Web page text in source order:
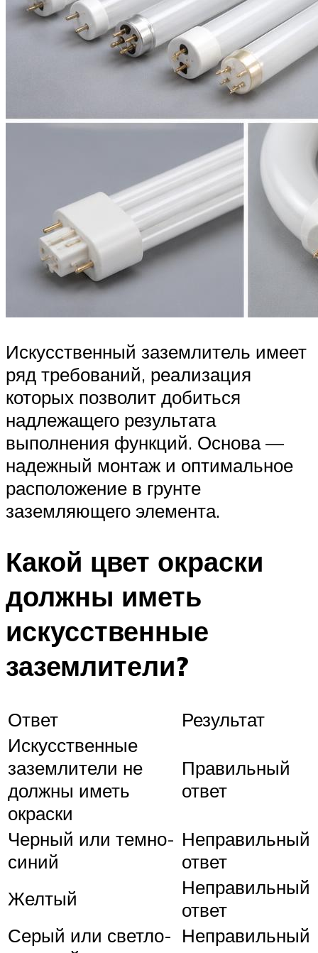
Искусственный заземлитель имеет
ряд требований, реализация
которых позволит добиться
надлежащего результата
выполнения функций. Основа —
надежный монтаж и оптимальное
расположение в грунте
заземляющего элемента.
Какой цвет окраски
должны иметь
искусственные
заземлители?
Ответ
Результат
Искусственные
заземлители не
должны иметь
окраски
Правильный
ответ
Черный или темно-
синий
Неправильный
ответ
Желтый
Неправильный
ответ
Серый или светло- Неправильный